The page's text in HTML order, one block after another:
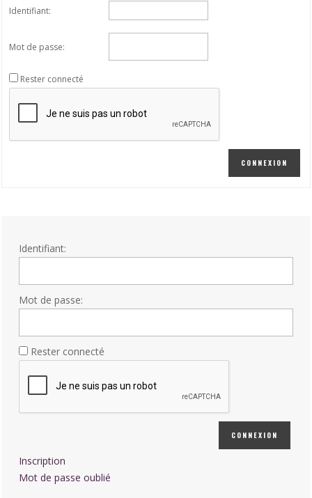
Identifiant:
Mot de passe:
Rester connecté
CONNEXION
Identifiant:
Mot de passe:
Rester connecté
CONNEXION
Inscription
Mot de passe oublié